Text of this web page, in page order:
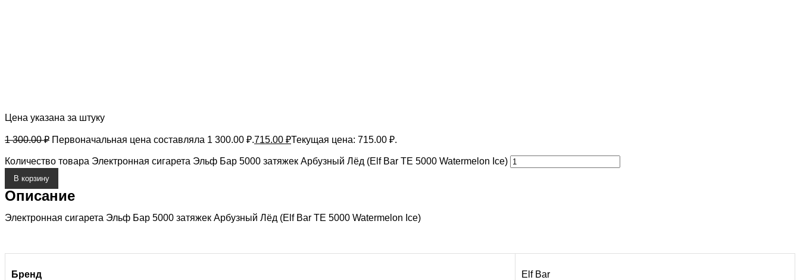
Цена указана за штуку
1 300.00₽ Первоначальная цена составляла 1 300.00 ₽.715.00 ₽Текущая цена: 715.00 ₽.
Количество товара Электронная сигарета Эльф Бар 5000 затяжек Арбузный Лёд (Elf Bar TE 5000 Watermelon Ice)
В корзину
Описание
Электронная сигарета Эльф Бар 5000 затяжек Арбузный Лёд (Elf Bar TE 5000 Watermelon Ice)
Бренд Elf Bar